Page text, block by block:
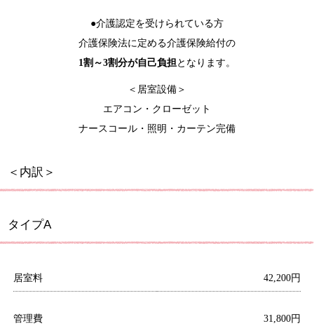
●介護認定を受けられている方
介護保険法に定める介護保険給付の
1割～3割分が自己負担 となります。
＜居室設備＞
エアコン・クローゼット
ナースコール・照明・カーテン完備
＜内訳＞
タイプA
居室料 42,200円
管理費 31,800円